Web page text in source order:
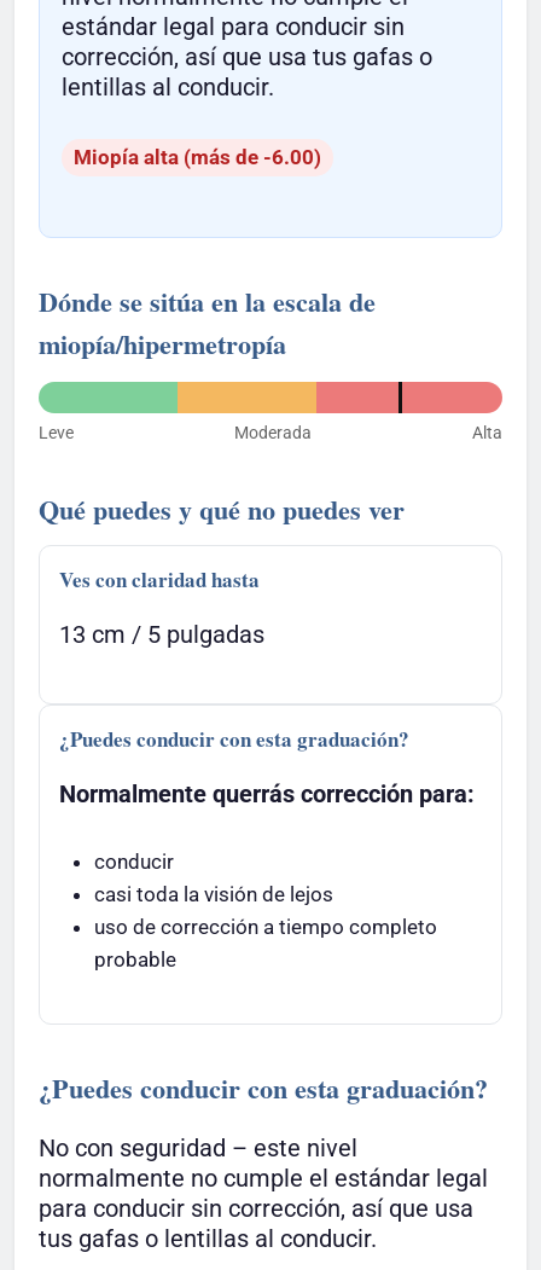
estándar legal para conducir sin
corrección, así que usa tus gafas o
lentillas al conducir.
Miopía alta (más de -6.00)
Dónde se sitúa en la escala de
miopía/hipermetropía
Leve Moderada Alta
Qué puedes y qué no puedes ver
Ves con claridad hasta
13 cm / 5 pulgadas
¿Puedes conducir con esta graduación?
Normalmente querrás corrección para:
conducir
casi toda la visión de lejos
uso de corrección a tiempo completo
probable
¿Puedes conducir con esta graduación?
No con seguridad – este nivel
normalmente no cumple el estándar legal
para conducir sin corrección, así que usa
tus gafas o lentillas al conducir.